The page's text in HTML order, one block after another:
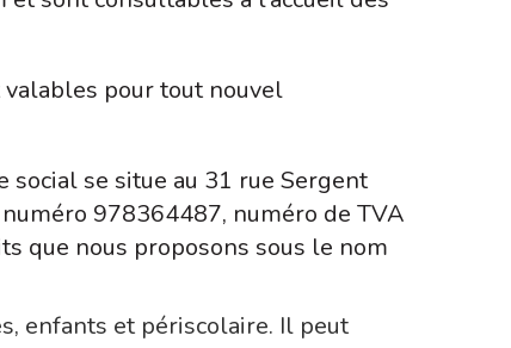
pour tout nouvel
social se situe au 31 rue Sergent
978364487, numéro de TVA
que nous proposons sous le nom
enfants et périscolaire. Il peut